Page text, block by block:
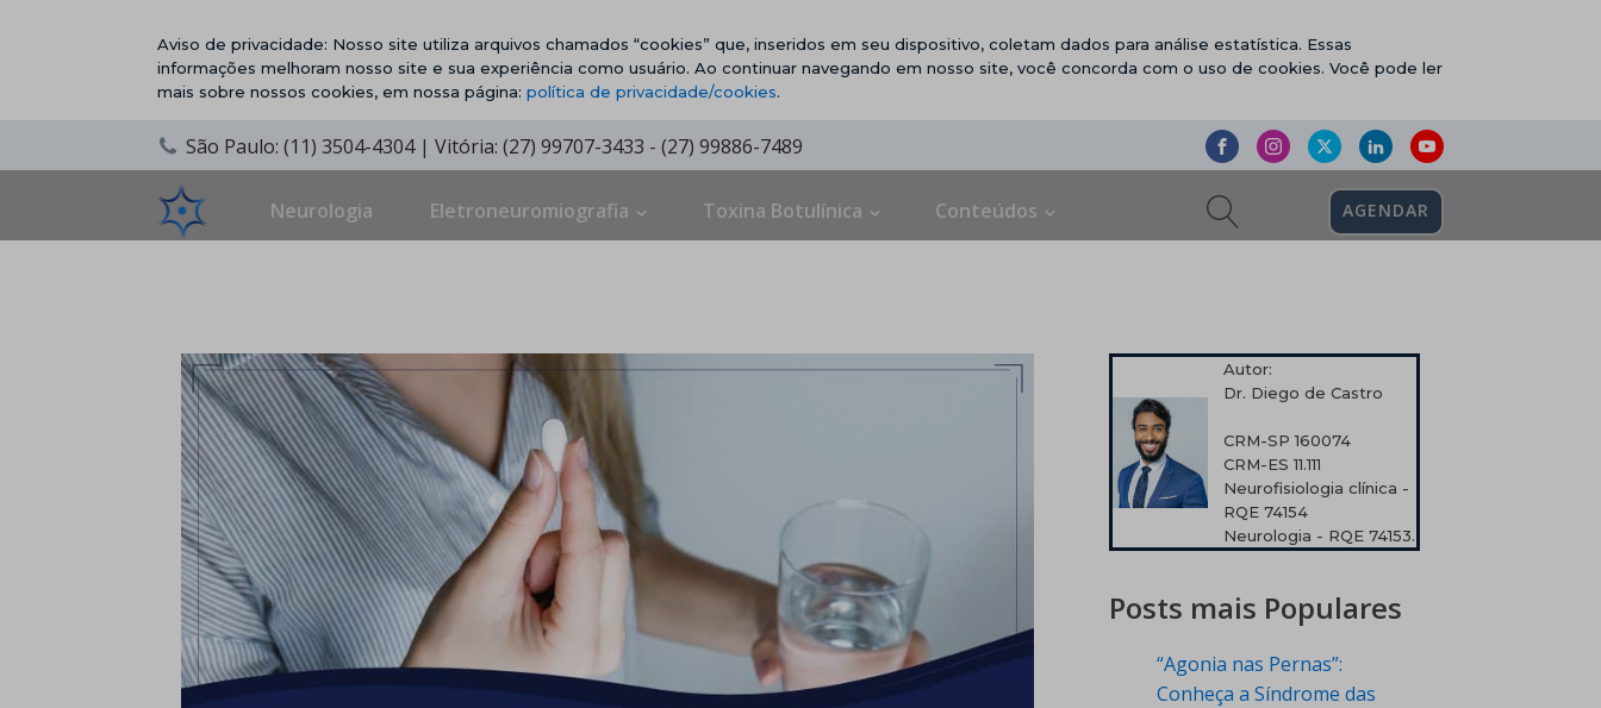
Aviso de privacidade: Nosso site utiliza arquivos chamados “cookies” que, inseridos em seu dispositivo, coletam dados para análise estatística. Essas
informações melhoram nosso site e sua experiência como usuário. Ao continuar navegando em nosso site, você concorda com o uso de cookies. Você pode ler
mais sobre nossos cookies, em nossa página: política de privacidade/cookies.
São Paulo: (11) 3504-4304 | Vitória: (27) 99707-3433 - (27) 99886-7489
Neurologia Eletroneuromiografia Toxina Botulínica Conteúdos AGENDAR
Autor:
Dr. Diego de Castro
CRM-SP 160074
CRM-ES 11.111
Neurofisiologia clínica -
RQE 74154
Neurologia - RQE 74153.
Posts mais Populares
“Agonia nas Pernas”:
Conheça a Síndrome das